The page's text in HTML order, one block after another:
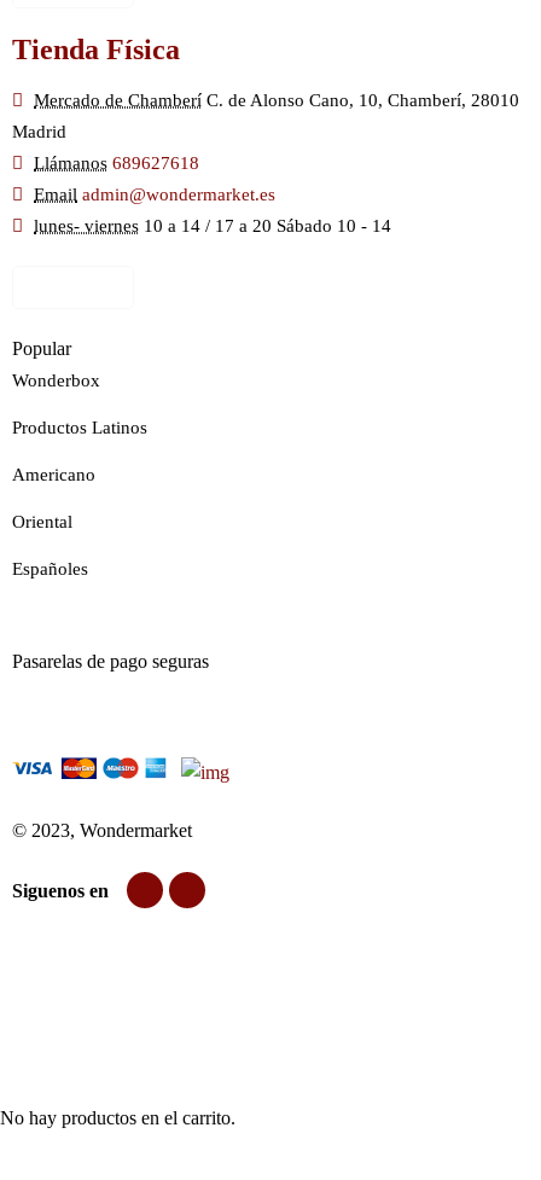
Tienda Física
Mercado de Chamberí C. de Alonso Cano, 10, Chamberí, 28010
Madrid
Llámanos 689627618
Email admin@wondermarket.es
lunes- viernes 10 a 14 / 17 a 20 Sábado 10 - 14
Popular
Wonderbox
Productos Latinos
Americano
Oriental
Españoles
Pasarelas de pago seguras
© 2023, Wondermarket
Siguenos en
No hay productos en el carrito.